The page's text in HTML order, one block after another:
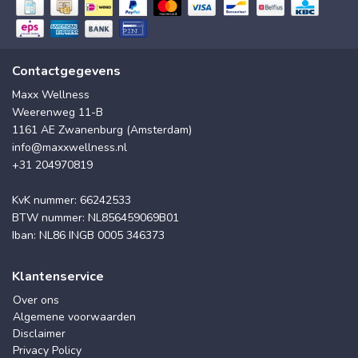
Contactgegevens
Maxx Wellness
Weerenweg 11-B
1161 AE Zwanenburg (Amsterdam)
info@maxxwellness.nl
+31 204970819
KvK nummer: 66242533
BTW nummer: NL856459069B01
Iban: NL86 INGB 0005 346373
Klantenservice
Over ons
Algemene voorwaarden
Disclaimer
Privacy Policy